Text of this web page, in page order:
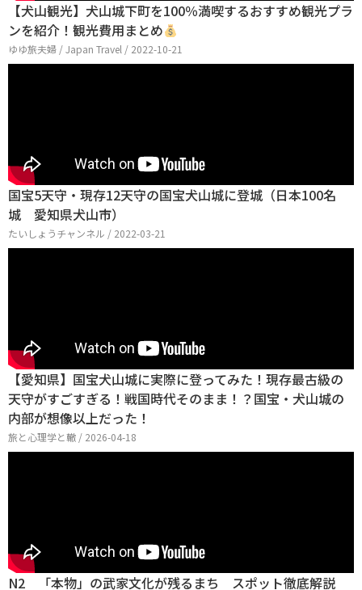
【犬山観光】犬山城下町を100％満喫するおすすめ観光プラ
ンを紹介！観光費用まとめ
ゆゆ旅夫婦 / Japan Travel / 2022-10-21
国宝5天守・現存12天守の国宝犬山城に登城（日本100名
城 愛知県犬山市）
たいしょうチャンネル / 2022-03-21
【愛知県】国宝犬山城に実際に登ってみた！現存最古級の
天守がすごすぎる！戦国時代そのまま！？国宝・犬山城の
内部が想像以上だった！
旅と心理学と轍 / 2026-04-18
N2 「本物」の武家文化が残るまち スポット徹底解説